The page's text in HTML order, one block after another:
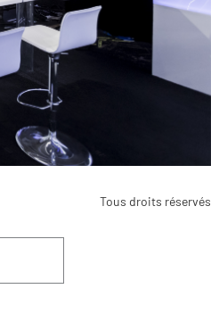
Tous droits réservés